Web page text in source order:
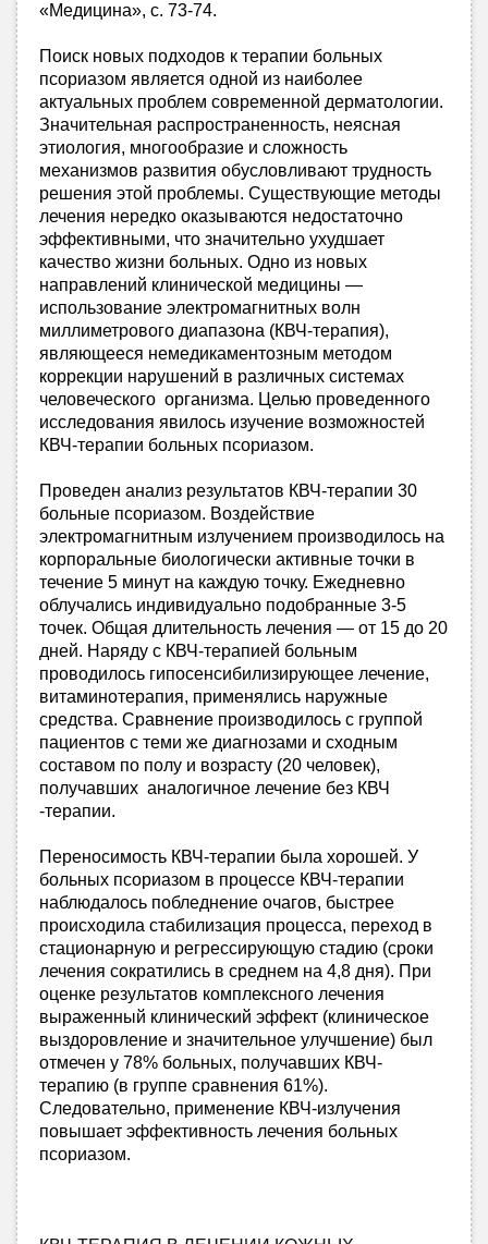
«Медицина», с. 73-74.
Поиск новых подходов к терапии больных
псориазом является одной из наиболее
актуальных проблем современной дерматологии.
Значительная распространенность, неясная
этиология, многообразие и сложность
механизмов развития обусловливают трудность
решения этой проблемы. Существующие методы
лечения нередко оказываются недостаточно
эффективными, что значительно ухудшает
качество жизни больных. Одно из новых
направлений клинической медицины —
использование электромагнитных волн
миллиметрового диапазона (КВЧ-терапия),
являющееся немедикаментозным методом
коррекции нарушений в различных системах
человеческого организма. Целью проведенного
исследования явилось изучение возможностей
КВЧ-терапии больных псориазом.
Проведен анализ результатов КВЧ-терапии 30
больные псориазом. Воздействие
электромагнитным излучением производилось на
корпоральные биологически активные точки в
течение 5 минут на каждую точку. Ежедневно
облучались индивидуально подобранные 3-5
точек. Общая длительность лечения — от 15 до 20
дней. Наряду с КВЧ-терапией больным
проводилось гипосенсибилизирующее лечение,
вита­минотерапия, применялись наружные
средства. Сравнение производилось с группой
пациентов с теми же диагнозами и сходным
составом по полу и возрасту (20 человек),
получавших аналогичное лечение без КВЧ
-терапии.
Переносимость КВЧ-терапии была хорошей. У
больных псориазом в процессе КВЧ-терапии
наблюдалось побледнение очагов, быстрее
происходила стабилизация процесса, переход в
стационарную и регрессирующую стадию (сроки
лечения сократились в среднем на 4,8 дня). При
оценке результатов комплексного лечения
выраженный клинический эффект (клиническое
выздоровление и значительное улучшение) был
отмечен у 78% больных, получавших КВЧ-
терапию (в группе сравнения 61%).
Следовательно, применение КВЧ-излучения
повышает эффективность лечения больных
псориазом.